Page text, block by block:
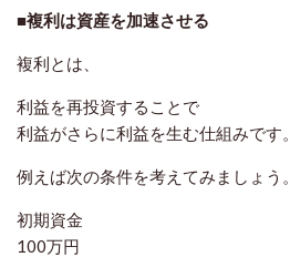
■複利は資産を加速させる
複利とは、
利益を再投資することで
利益がさらに利益を生む仕組みです。
例えば次の条件を考えてみましょう。
初期資金
100万円